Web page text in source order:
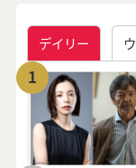
デイリー
1